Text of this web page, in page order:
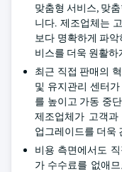
맞춤형 서비스, 맞
니다. 제조업체는
보다 명확하게 파
비스를 더욱 원활
최근 직접 판매의
및 유지관리 센터
를 높이고 가동 중
제조업체가 고객
업그레이드를 더욱
비용 측면에서도
가 수수료를 없애